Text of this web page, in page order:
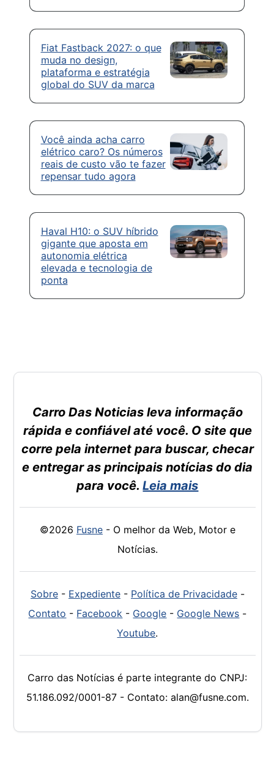
Fiat Fastback 2027: o que
muda no design,
plataforma e estratégia
global do SUV da marca
Você ainda acha carro
elétrico caro? Os números
reais de custo vão te fazer
repensar tudo agora
Haval H10: o SUV híbrido
gigante que aposta em
autonomia elétrica
elevada e tecnologia de
ponta
Carro Das Noticias leva informação
rápida e confiável até você. O site que
corre pela internet para buscar, checar
e entregar as principais notícias do dia
para você.Leia mais
©2026 Fusne- O melhor da Web, Motor e
Notícias.
Sobre- Expediente- Política de Privacidade-
Contato - Facebook - Google - Google News -
Youtube.
Carro das Notícias é parte integrante do CNPJ:
51.186.092/0001-87 - Contato: alan@fusne.com.